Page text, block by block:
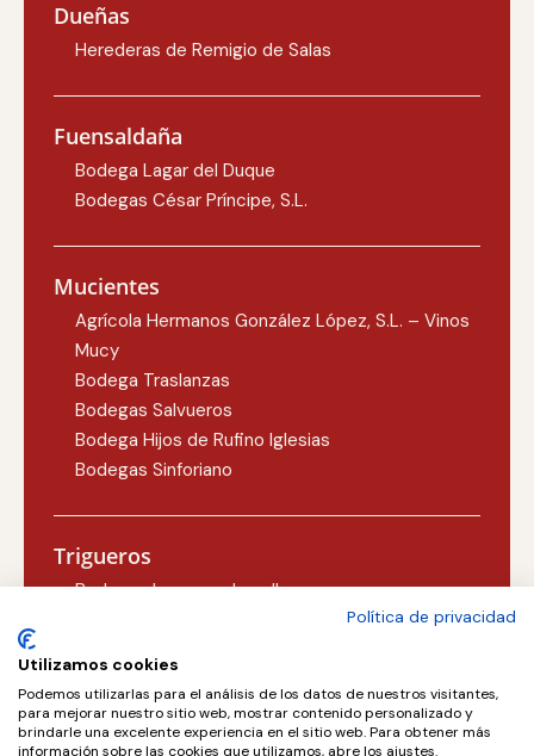
Dueñas
Herederas de Remigio de Salas
Fuensaldaña
Bodega Lagar del Duque
Bodegas César Príncipe, S.L.
Mucientes
Agrícola Hermanos González López, S.L. – Vinos
Mucy
Bodega Traslanzas
Bodegas Salvueros
Bodega Hijos de Rufino Iglesias
Bodegas Sinforiano
Trigueros
Bodegas Lezcano-Lacalle
Valoria la Buena
Concejo Bodegas, S.L.
Política de privacidad
Utilizamos cookies
Podemos utilizarlas para el análisis de los datos de nuestros visitantes,
para mejorar nuestro sitio web, mostrar contenido personalizado y
brindarle una excelente experiencia en el sitio web. Para obtener más
información sobre las cookies que utilizamos, abre los ajustes.